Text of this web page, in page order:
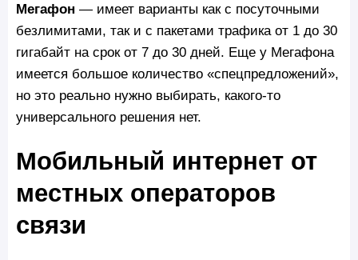
Мегафон — имеет варианты как с посуточными
безлимитами, так и с пакетами трафика от 1 до 30
гигабайт на срок от 7 до 30 дней. Еще у Мегафона
имеется большое количество «спецпредложений»,
но это реально нужно выбирать, какого-то
универсального решения нет.
Мобильный интернет от
местных операторов
связи